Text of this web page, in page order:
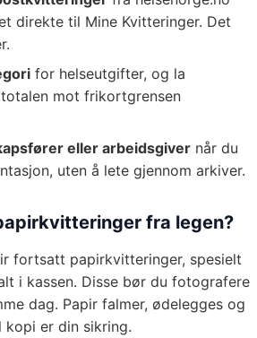
direkte til Mine Kvitteringer. Det
for helseutgifter, og la
mot frikortgrensen
eller arbeidsgiver når du
uten å lete gjennom arkiver.
fra legen?
fortsatt papirkvitteringer, spesielt
i kassen. Disse bør du fotografere
dag. Papir falmer, ødelegges og
kopi er din sikring.